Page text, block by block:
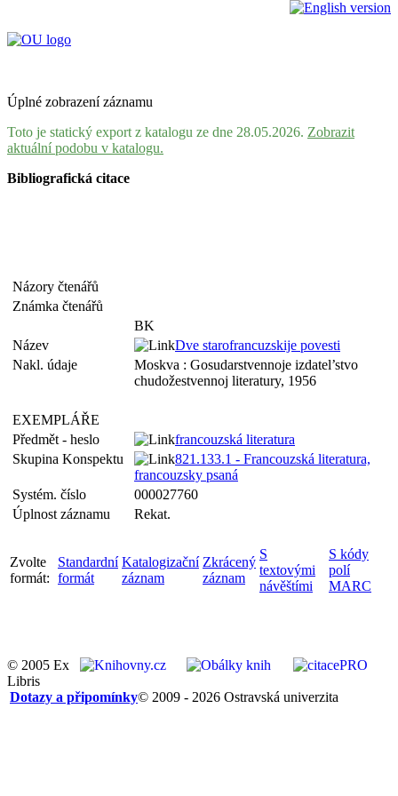
Úplné zobrazení záznamu
Toto je statický export z katalogu ze dne 28.05.2026. Zobrazit
aktuální podobu v katalogu.
Bibliografická citace
Názory čtenářů
Známka čtenářů
BK
Název
Dve starofrancuzskije povesti
Nakl. údaje
Moskva : Gosudarstvennoje izdatel’stvo
chudožestvennoj literatury, 1956
EXEMPLÁŘE
Předmět - heslo
francouzská literatura
Skupina Konspektu
821.133.1 - Francouzská literatura,
francouzsky psaná
Systém. číslo
000027760
Úplnost záznamu
Rekat.
Zvolte
formát:
Standardní
formát
Katalogizační
záznam
Zkrácený
záznam
S
textovými
návěštími
S kódy
polí
MARC
© 2005 Ex
Libris
© 2009 - 2026 Ostravská univerzita
Dotazy a připomínky